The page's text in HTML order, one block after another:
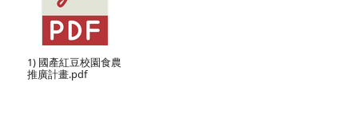
1) 國產紅豆校園食農
推廣計畫.pdf